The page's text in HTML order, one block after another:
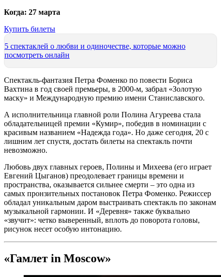
Когда: 27 марта
Купить билеты
5 спектаклей о любви и одиночестве, которые можно
посмотреть онлайн
Спектакль-фантазия Петра Фоменко по повести Бориса
Вахтина в год своей премьеры, в 2000-м, забрал «Золотую
маску» и Международную премию имени Станиславского.
А исполнительница главной роли Полина Агуреева стала
обладательницей премии «Кумир», победив в номинации с
красивым названием «Надежда года». Но даже сегодня, 20 с
лишним лет спустя, достать билеты на спектакль почти
невозможно.
Любовь двух главных героев, Полины и Михеева (его играет
Евгений Цыганов) преодолевает границы времени и
пространства, оказывается сильнее смерти – это одна из
самых пронзительных постановок Петра Фоменко. Режиссер
обладал уникальным даром выстраивать спектакль по законам
музыкальной гармонии. И «Деревня» также буквально
«звучит»: четко выверенный, вплоть до поворота головы,
рисунок несет особую интонацию.
«Гамлет in Moscow»